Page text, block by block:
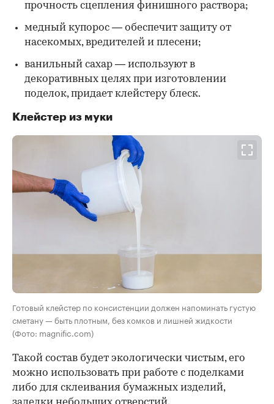
прочность сцепления финишного раствора;
медный купорос — обеспечит защиту от
насекомых, вредителей и плесени;
ванильный сахар — используют в
декоративных целях при изготовлении
поделок, придает клейстеру блеск.
Клейстер из муки
Готовый клейстер по консистенции должен напоминать густую
сметану — быть плотным, без комков и лишней жидкости
(Фото: magnific.com)
Такой состав будет экологически чистым, его
можно использовать при работе с поделками
либо для склеивания бумажных изделий,